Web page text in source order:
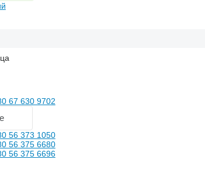
67 630 9702
56 373 1050
56 375 6680
56 375 6696